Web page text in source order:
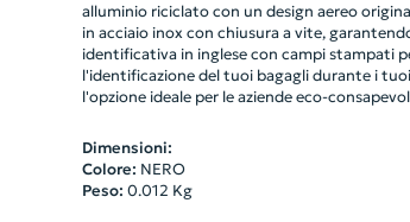
alluminio riciclato con un design aereo
in acciaio inox con chiusura a vite,
identificativa in inglese con campi stampati
l'identificazione del tuoi bagagli durante i
l'opzione ideale per le aziende eco-
Dimensioni:
Colore: NERO
Peso: 0.012 Kg